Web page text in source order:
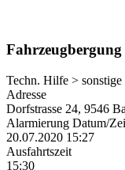
Techn. Hilfe >
Adresse
Dorfstrasse 24, 9546
Alarmierung Datum/
20.07.2020 15:27
Ausfahrtszeit
15:30